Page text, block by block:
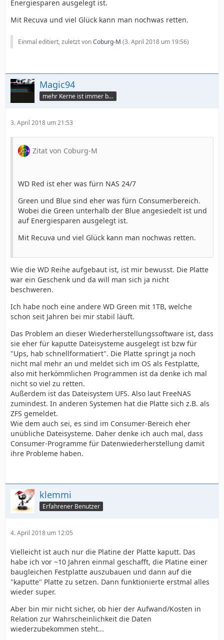
Energiesparen ausgelegt ist.
Mit Recuva und viel Glück kann man nochwas retten.
Einmal editiert, zuletzt vonCoburg-M (3. April 2018 um 19:56)
Magic94
mehr Kerne ist immer besser
3. April 2018 um 21:53
Zitat von Coburg-M
WD Red ist eher was fürn NAS 24/7
Green und Blue sind eher was fürn Consumerbereich.
Wobei die Green unterhalb der Blue angesiedelt ist und
auf Energiesparen ausgelegt ist.
Mit Recuva und viel Glück kann man nochwas retten.
Wie die WD Reihe aufgebaut ist, ist mir bewusst. Die Platte
war ein Geschenk und da will man sich ja nicht
beschweren.
Ich habe noch eine andere WD Green mit 1TB, welche
schon seit Jahren bei mir stabil läuft.
Das Problem an dieser Wiederherstellungssoftware ist, dass
sie eher für kaputte Dateisysteme ausgelegt ist bzw für
"Ups, hab schnellformatiert". Die Platte springt ja noch
nicht mal mehr an und meldet sich im OS als Festplatte,
also mit herkömmlichen Programmen ist da denke ich mal
nicht so viel zu retten.
Außerdem ist das Dateisystem UFS. Also laut FreeNAS
zumindest. In anderen Systemen hat die Platte sich z.B. als
ZFS gemeldet.
Wie dem auch sei, es sind im Consumer-Bereich eher
unübliche Dateisysteme. Daher denke ich auch mal, dass
Consumer-Programme für Datenwiederherstellung damit
ihre Probleme haben.
klemmi
Erfahrener Benutzer
4. April 2018 um 12:05
Vielleicht ist auch nur die Platine der Platte kaputt. Das
habe ich vor ~10 Jahren einmal geschafft, die Platine einer
baugleichen Festplatte auszubauen und dann auf die
"kaputte" Platte zu setzen. Dann funktionierte erstmal alles
wieder super.
Aber bin mir nicht sicher, ob hier der Aufwand/Kosten in
Relation zur Wahrscheinlichkeit die Daten
wiederzubekommen steht...